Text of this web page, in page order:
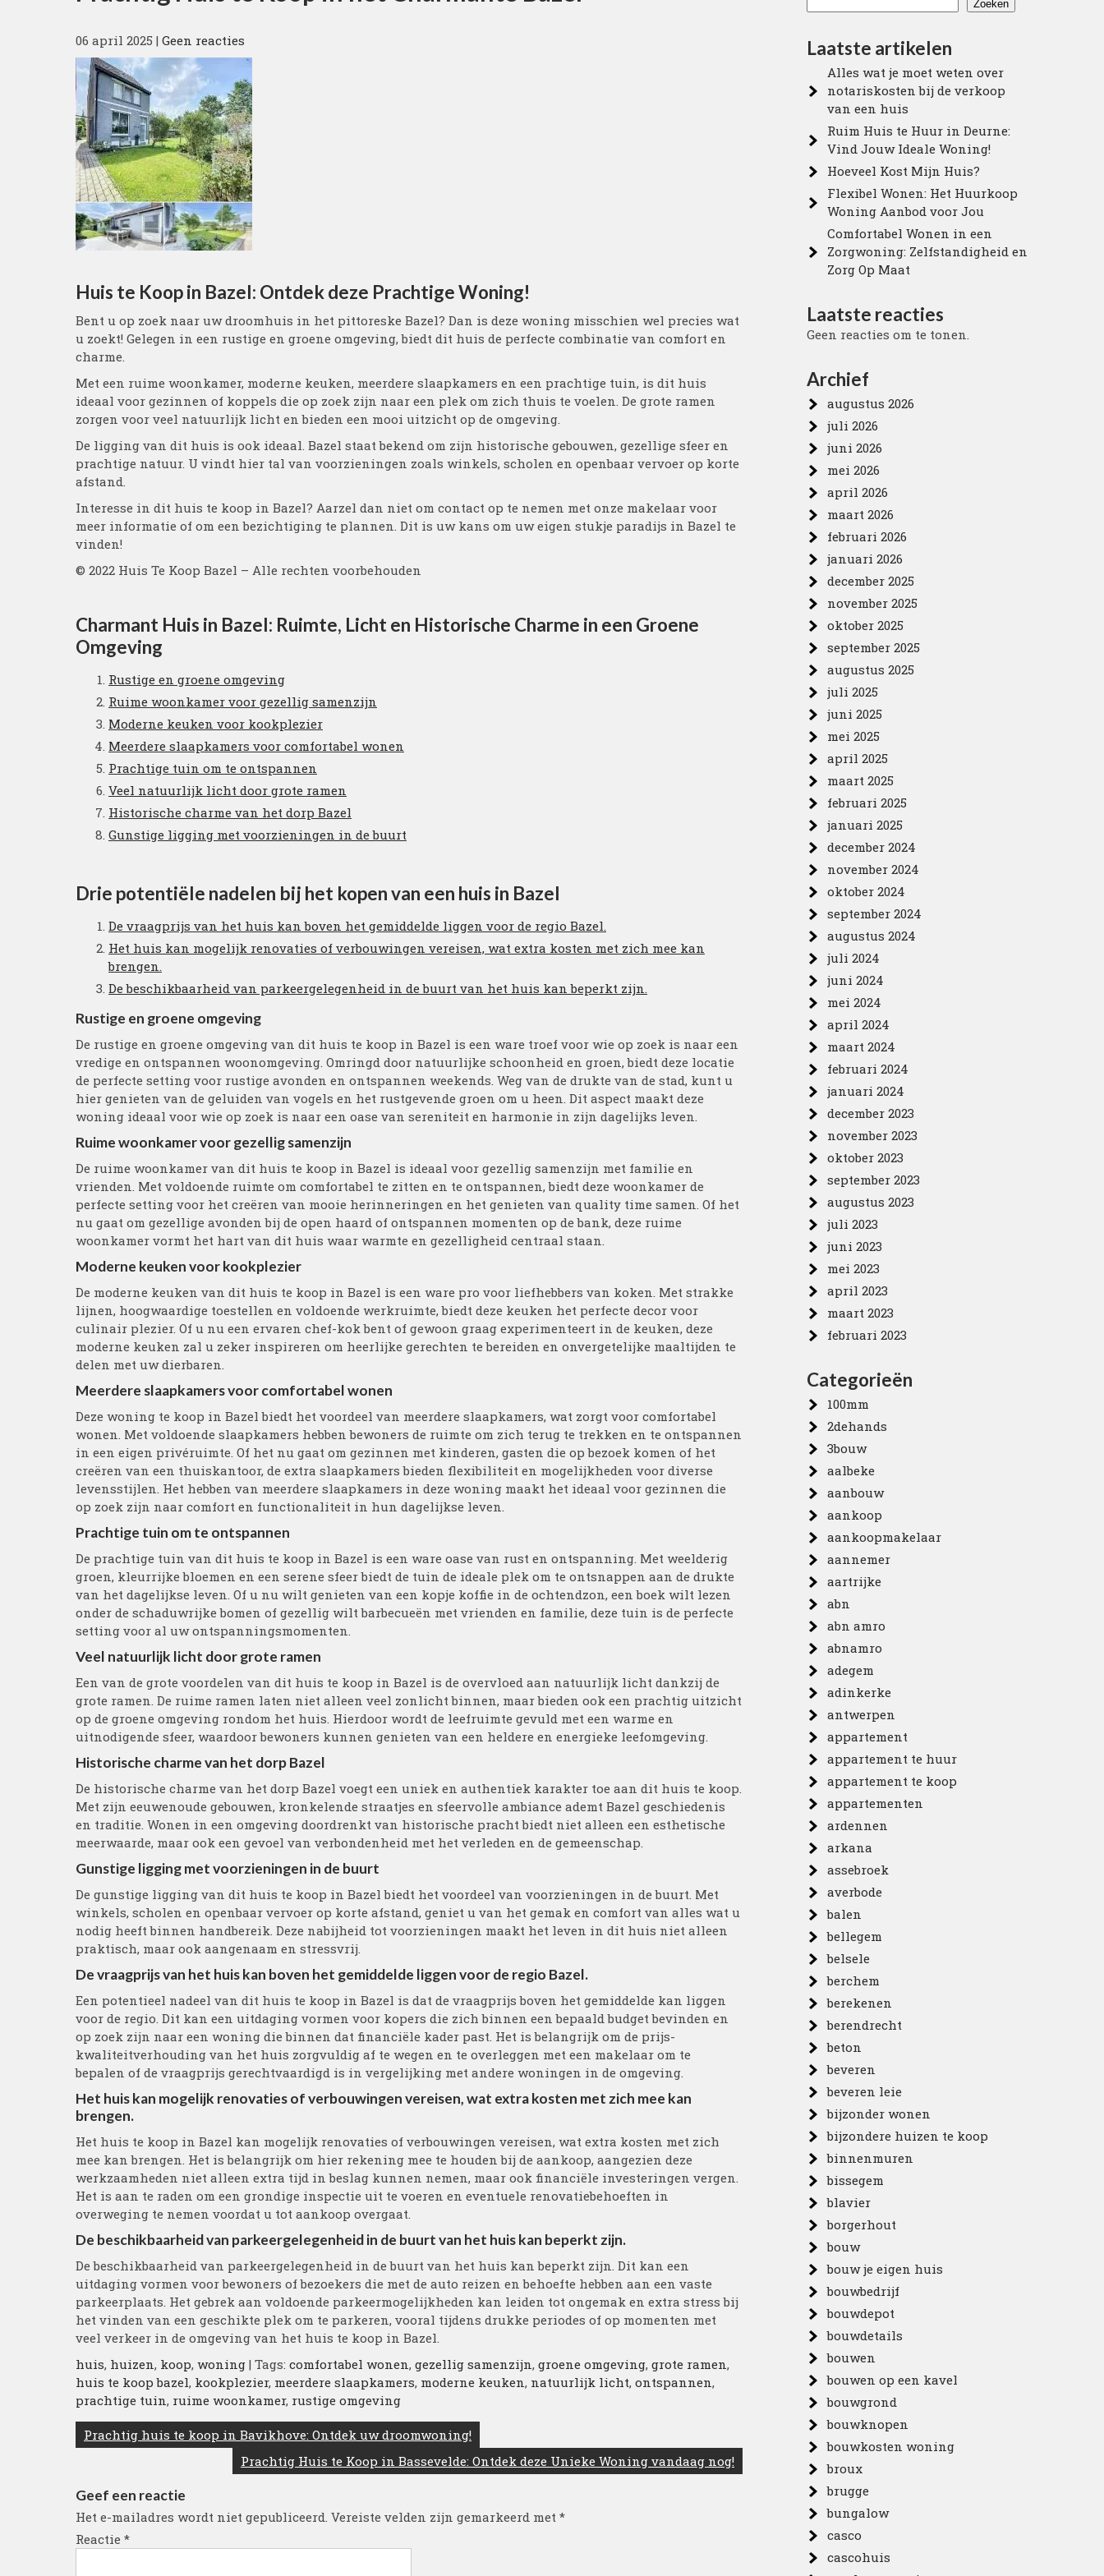
06 april 2025 | Geen reacties
Huis te Koop in Bazel: Ontdek deze Prachtige Woning!
Bent u op zoek naar uw droomhuis in het pittoreske Bazel? Dan is deze woning misschien wel precies wat
u zoekt! Gelegen in een rustige en groene omgeving, biedt dit huis de perfecte combinatie van comfort en
charme.
Met een ruime woonkamer, moderne keuken, meerdere slaapkamers en een prachtige tuin, is dit huis
ideaal voor gezinnen of koppels die op zoek zijn naar een plek om zich thuis te voelen. De grote ramen
zorgen voor veel natuurlijk licht en bieden een mooi uitzicht op de omgeving.
De ligging van dit huis is ook ideaal. Bazel staat bekend om zijn historische gebouwen, gezellige sfeer en
prachtige natuur. U vindt hier tal van voorzieningen zoals winkels, scholen en openbaar vervoer op korte
afstand.
Interesse in dit huis te koop in Bazel? Aarzel dan niet om contact op te nemen met onze makelaar voor
meer informatie of om een bezichtiging te plannen. Dit is uw kans om uw eigen stukje paradijs in Bazel te
vinden!
© 2022 Huis Te Koop Bazel – Alle rechten voorbehouden
Charmant Huis in Bazel: Ruimte, Licht en Historische Charme in een Groene
Omgeving
Rustige en groene omgeving
Ruime woonkamer voor gezellig samenzijn
Moderne keuken voor kookplezier
Meerdere slaapkamers voor comfortabel wonen
Prachtige tuin om te ontspannen
Veel natuurlijk licht door grote ramen
Historische charme van het dorp Bazel
Gunstige ligging met voorzieningen in de buurt
Drie potentiële nadelen bij het kopen van een huis in Bazel
De vraagprijs van het huis kan boven het gemiddelde liggen voor de regio Bazel.
Het huis kan mogelijk renovaties of verbouwingen vereisen, wat extra kosten met zich mee kan
brengen.
De beschikbaarheid van parkeergelegenheid in de buurt van het huis kan beperkt zijn.
Rustige en groene omgeving
De rustige en groene omgeving van dit huis te koop in Bazel is een ware troef voor wie op zoek is naar een
vredige en ontspannen woonomgeving. Omringd door natuurlijke schoonheid en groen, biedt deze locatie
de perfecte setting voor rustige avonden en ontspannen weekends. Weg van de drukte van de stad, kunt u
hier genieten van de geluiden van vogels en het rustgevende groen om u heen. Dit aspect maakt deze
woning ideaal voor wie op zoek is naar een oase van sereniteit en harmonie in zijn dagelijks leven.
Ruime woonkamer voor gezellig samenzijn
De ruime woonkamer van dit huis te koop in Bazel is ideaal voor gezellig samenzijn met familie en
vrienden. Met voldoende ruimte om comfortabel te zitten en te ontspannen, biedt deze woonkamer de
perfecte setting voor het creëren van mooie herinneringen en het genieten van quality time samen. Of het
nu gaat om gezellige avonden bij de open haard of ontspannen momenten op de bank, deze ruime
woonkamer vormt het hart van dit huis waar warmte en gezelligheid centraal staan.
Moderne keuken voor kookplezier
De moderne keuken van dit huis te koop in Bazel is een ware pro voor liefhebbers van koken. Met strakke
lijnen, hoogwaardige toestellen en voldoende werkruimte, biedt deze keuken het perfecte decor voor
culinair plezier. Of u nu een ervaren chef-kok bent of gewoon graag experimenteert in de keuken, deze
moderne keuken zal u zeker inspireren om heerlijke gerechten te bereiden en onvergetelijke maaltijden te
delen met uw dierbaren.
Meerdere slaapkamers voor comfortabel wonen
Deze woning te koop in Bazel biedt het voordeel van meerdere slaapkamers, wat zorgt voor comfortabel
wonen. Met voldoende slaapkamers hebben bewoners de ruimte om zich terug te trekken en te ontspannen
in een eigen privéruimte. Of het nu gaat om gezinnen met kinderen, gasten die op bezoek komen of het
creëren van een thuiskantoor, de extra slaapkamers bieden flexibiliteit en mogelijkheden voor diverse
levensstijlen. Het hebben van meerdere slaapkamers in deze woning maakt het ideaal voor gezinnen die
op zoek zijn naar comfort en functionaliteit in hun dagelijkse leven.
Prachtige tuin om te ontspannen
De prachtige tuin van dit huis te koop in Bazel is een ware oase van rust en ontspanning. Met weelderig
groen, kleurrijke bloemen en een serene sfeer biedt de tuin de ideale plek om te ontsnappen aan de drukte
van het dagelijkse leven. Of u nu wilt genieten van een kopje koffie in de ochtendzon, een boek wilt lezen
onder de schaduwrijke bomen of gezellig wilt barbecueën met vrienden en familie, deze tuin is de perfecte
setting voor al uw ontspanningsmomenten.
Veel natuurlijk licht door grote ramen
Een van de grote voordelen van dit huis te koop in Bazel is de overvloed aan natuurlijk licht dankzij de
grote ramen. De ruime ramen laten niet alleen veel zonlicht binnen, maar bieden ook een prachtig uitzicht
op de groene omgeving rondom het huis. Hierdoor wordt de leefruimte gevuld met een warme en
uitnodigende sfeer, waardoor bewoners kunnen genieten van een heldere en energieke leefomgeving.
Historische charme van het dorp Bazel
De historische charme van het dorp Bazel voegt een uniek en authentiek karakter toe aan dit huis te koop.
Met zijn eeuwenoude gebouwen, kronkelende straatjes en sfeervolle ambiance ademt Bazel geschiedenis
en traditie. Wonen in een omgeving doordrenkt van historische pracht biedt niet alleen een esthetische
meerwaarde, maar ook een gevoel van verbondenheid met het verleden en de gemeenschap.
Gunstige ligging met voorzieningen in de buurt
De gunstige ligging van dit huis te koop in Bazel biedt het voordeel van voorzieningen in de buurt. Met
winkels, scholen en openbaar vervoer op korte afstand, geniet u van het gemak en comfort van alles wat u
nodig heeft binnen handbereik. Deze nabijheid tot voorzieningen maakt het leven in dit huis niet alleen
praktisch, maar ook aangenaam en stressvrij.
De vraagprijs van het huis kan boven het gemiddelde liggen voor de regio Bazel.
Een potentieel nadeel van dit huis te koop in Bazel is dat de vraagprijs boven het gemiddelde kan liggen
voor de regio. Dit kan een uitdaging vormen voor kopers die zich binnen een bepaald budget bevinden en
op zoek zijn naar een woning die binnen dat financiële kader past. Het is belangrijk om de prijs-
kwaliteitverhouding van het huis zorgvuldig af te wegen en te overleggen met een makelaar om te
bepalen of de vraagprijs gerechtvaardigd is in vergelijking met andere woningen in de omgeving.
Het huis kan mogelijk renovaties of verbouwingen vereisen, wat extra kosten met zich mee kan
brengen.
Het huis te koop in Bazel kan mogelijk renovaties of verbouwingen vereisen, wat extra kosten met zich
mee kan brengen. Het is belangrijk om hier rekening mee te houden bij de aankoop, aangezien deze
werkzaamheden niet alleen extra tijd in beslag kunnen nemen, maar ook financiële investeringen vergen.
Het is aan te raden om een grondige inspectie uit te voeren en eventuele renovatiebehoeften in
overweging te nemen voordat u tot aankoop overgaat.
De beschikbaarheid van parkeergelegenheid in de buurt van het huis kan beperkt zijn.
De beschikbaarheid van parkeergelegenheid in de buurt van het huis kan beperkt zijn. Dit kan een
uitdaging vormen voor bewoners of bezoekers die met de auto reizen en behoefte hebben aan een vaste
parkeerplaats. Het gebrek aan voldoende parkeermogelijkheden kan leiden tot ongemak en extra stress bij
het vinden van een geschikte plek om te parkeren, vooral tijdens drukke periodes of op momenten met
veel verkeer in de omgeving van het huis te koop in Bazel.
huis, huizen, koop, woning | Tags: comfortabel wonen, gezellig samenzijn, groene omgeving, grote ramen,
huis te koop bazel, kookplezier, meerdere slaapkamers, moderne keuken, natuurlijk licht, ontspannen,
prachtige tuin, ruime woonkamer, rustige omgeving
Berichtnavigatie
Prachtig huis te koop in Bavikhove: Ontdek uw droomwoning!
Prachtig Huis te Koop in Bassevelde: Ontdek deze Unieke Woning vandaag nog!
Geef een reactie
Het e-mailadres wordt niet gepubliceerd. Vereiste velden zijn gemarkeerd met *
Reactie *
Zoeken
Laatste artikelen
Alles wat je moet weten over
notariskosten bij de verkoop
van een huis
Ruim Huis te Huur in Deurne:
Vind Jouw Ideale Woning!
Hoeveel Kost Mijn Huis?
Flexibel Wonen: Het Huurkoop
Woning Aanbod voor Jou
Comfortabel Wonen in een
Zorgwoning: Zelfstandigheid en
Zorg Op Maat
Laatste reacties
Geen reacties om te tonen.
Archief
augustus 2026
juli 2026
juni 2026
mei 2026
april 2026
maart 2026
februari 2026
januari 2026
december 2025
november 2025
oktober 2025
september 2025
augustus 2025
juli 2025
juni 2025
mei 2025
april 2025
maart 2025
februari 2025
januari 2025
december 2024
november 2024
oktober 2024
september 2024
augustus 2024
juli 2024
juni 2024
mei 2024
april 2024
maart 2024
februari 2024
januari 2024
december 2023
november 2023
oktober 2023
september 2023
augustus 2023
juli 2023
juni 2023
mei 2023
april 2023
maart 2023
februari 2023
Categorieën
100mm
2dehands
3bouw
aalbeke
aanbouw
aankoop
aankoopmakelaar
aannemer
aartrijke
abn
abn amro
abnamro
adegem
adinkerke
antwerpen
appartement
appartement te huur
appartement te koop
appartementen
ardennen
arkana
assebroek
averbode
balen
bellegem
belsele
berchem
berekenen
berendrecht
beton
beveren
beveren leie
bijzonder wonen
bijzondere huizen te koop
binnenmuren
bissegem
blavier
borgerhout
bouw
bouw je eigen huis
bouwbedrijf
bouwdepot
bouwdetails
bouwen
bouwen op een kavel
bouwgrond
bouwknopen
bouwkosten woning
broux
brugge
bungalow
casco
cascohuis